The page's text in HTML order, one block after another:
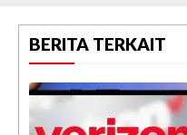
BERITA TERKAIT